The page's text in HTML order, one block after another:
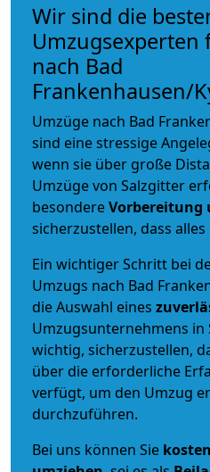
Wir sind die
Umzugsexperten
nach Bad
Frankenhausen/
Umzüge nach Bad
sind eine stressige
wenn sie über große
Umzüge von Salzgitter
besondereVorbereitung
sicherzustellen, dass alles
Ein wichtiger Schritt bei
Umzugs nach Bad
die Auswahl eines
Umzugsunternehmens in
wichtig, sicherzustellen,
über die erforderliche
verfügt, um den Umzug
durchzuführen.
Bei uns können Sie